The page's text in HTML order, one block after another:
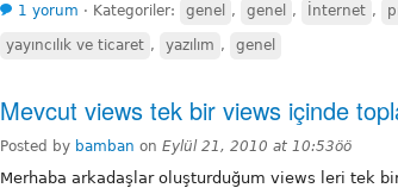
1 yorum ⋅ Kategoriler: genel , genel , İnternet ,
yayıncılık ve ticaret , yazılım , genel
Mevcut views tek bir views içinde
Posted by bamban on Eylül 21, 2010 at 10:53öö
Merhaba arkadaşlar oluşturduğum views leri tek